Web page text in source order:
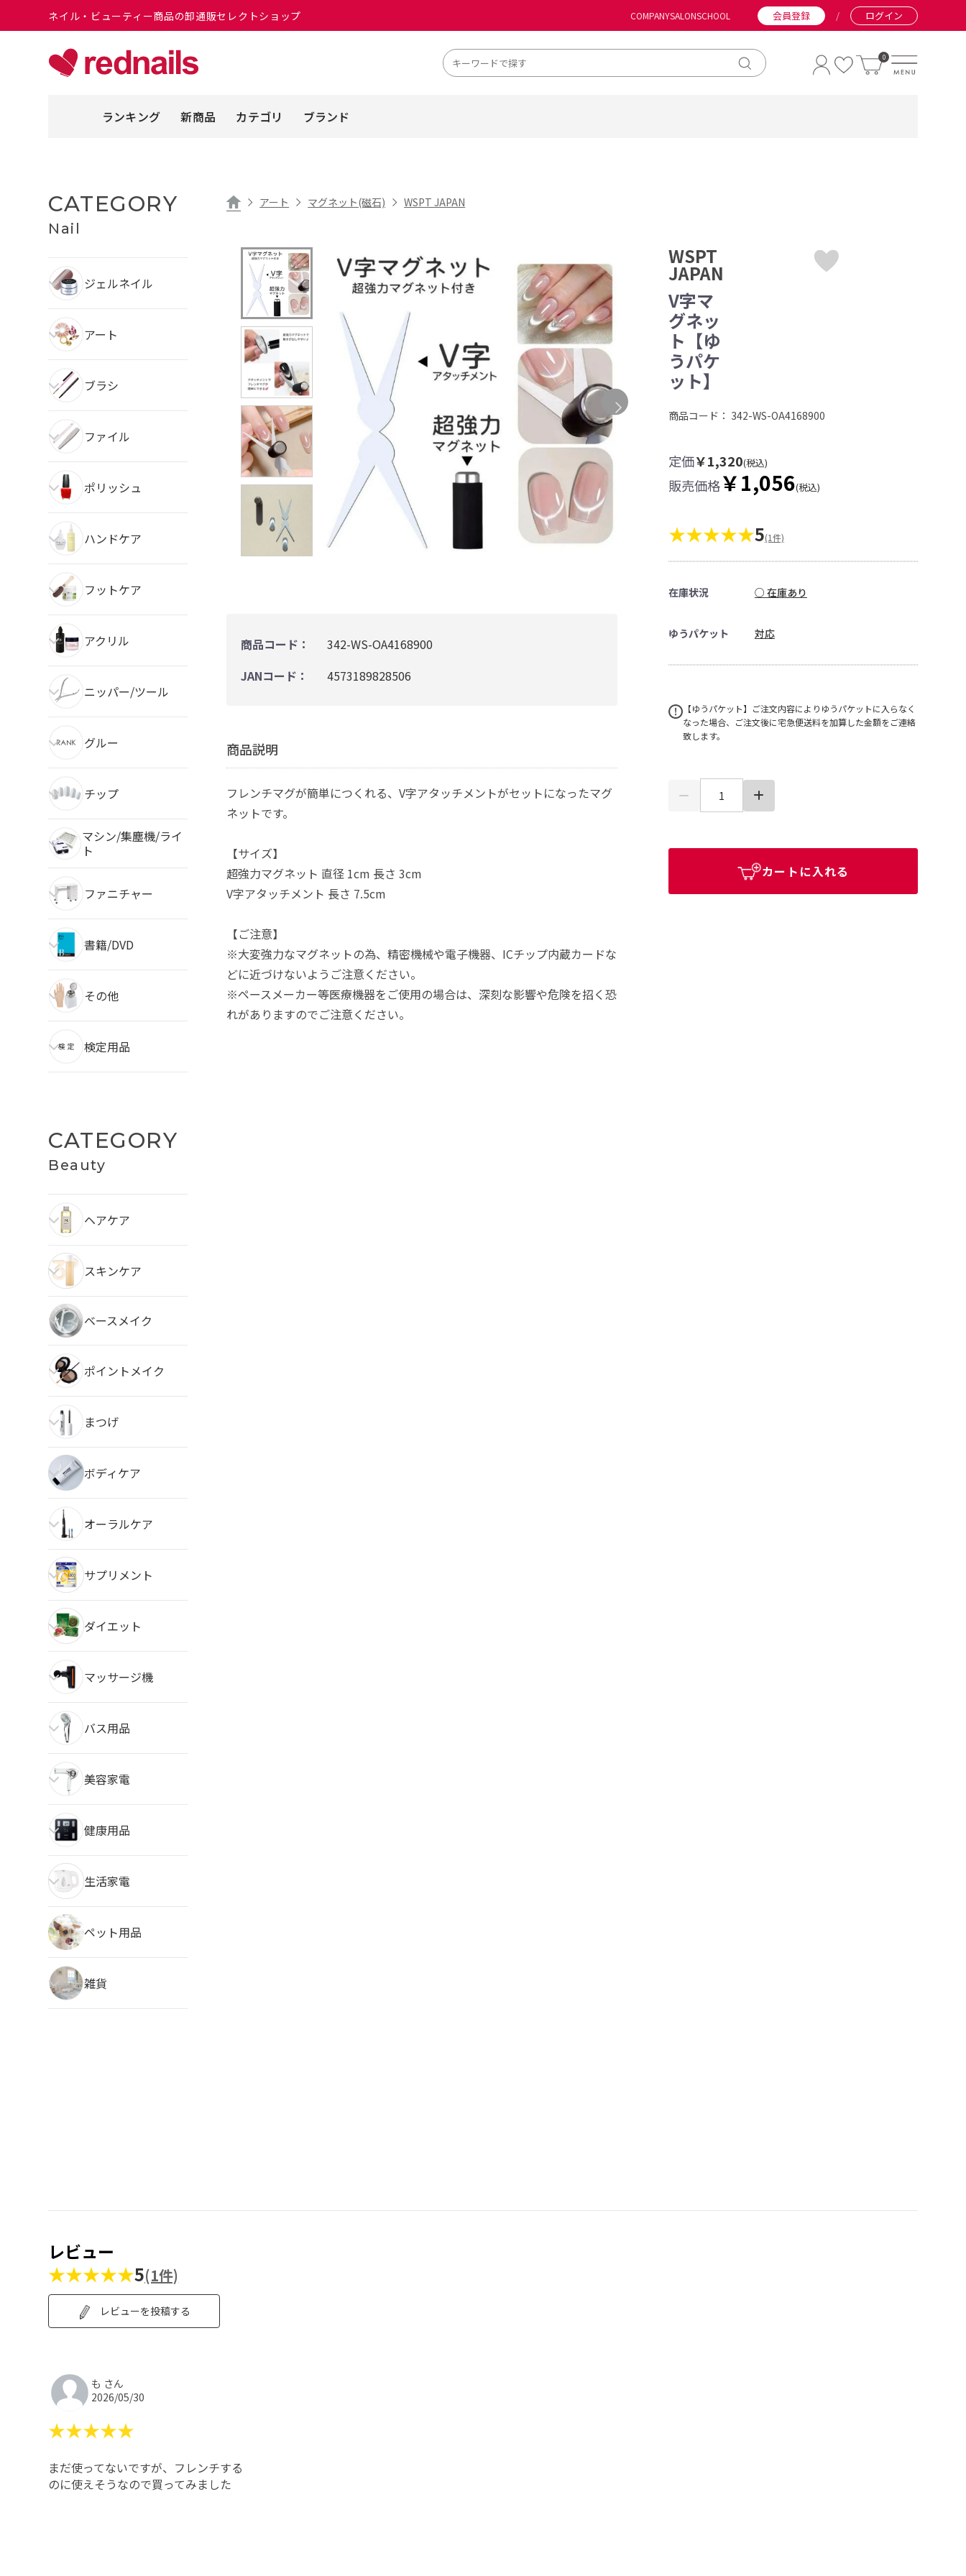
ネイル・ビューティー商品の卸通販セレクトショップ COMPANYSALONSCHOOL 会員登録 / ログイン
0
ランキング 新商品 カテゴリ ブランド
CATEGORY
Nail
ジェルネイル
アート
ブラシ
ファイル
ポリッシュ
ハンドケア
フットケア
アクリル
ニッパー/ツール
グルー
チップ
マシン/集塵機/ライ
ト
ファニチャー
書籍/DVD
その他
検定用品
CATEGORY
Beauty
ヘアケア
スキンケア
ベースメイク
ポイントメイク
まつげ
ボディケア
オーラルケア
サプリメント
ダイエット
マッサージ機
バス用品
美容家電
健康用品
生活家電
ペット用品
雑貨
アート マグネット(磁石) WSPT JAPAN
商品コード：
342-WS-OA4168900
JANコード：
4573189828506
商品説明
フレンチマグが簡単につくれる、V字アタッチメントがセットになったマグ
ネットです。
【サイズ】
超強力マグネット 直径 1cm 長さ 3cm
V字アタッチメント 長さ 7.5cm
【ご注意】
※大変強力なマグネットの為、精密機械や電子機器、ICチップ内蔵カードな
どに近づけないようご注意ください。
※ペースメーカー等医療機器をご使用の場合は、深刻な影響や危険を招く恐
れがありますのでご注意ください。
WSPT
JAPAN
V字マ
グネッ
ト【ゆ
うパケ
ット】
商品コード： 342-WS-OA4168900
定価￥1,320(税込)
販売価格￥1,056(税込)
★★★★★5(1件)
在庫状況 ○ 在庫あり
ゆうパケット 対応
【ゆうパケット】ご注文内容によりゆうパケットに入らなく
なった場合、ご注文後に宅急便送料を加算した金額をご連絡
致します。
カートに入れる
レビュー
★★★★★5(1件)
レビューを投稿する
も さん
2026/05/30
★★★★★
まだ使ってないですが、フレンチする
のに使えそうなので買ってみました